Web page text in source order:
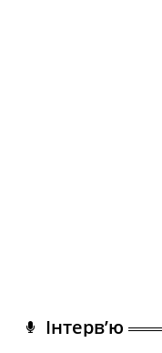
Інтерв’ю